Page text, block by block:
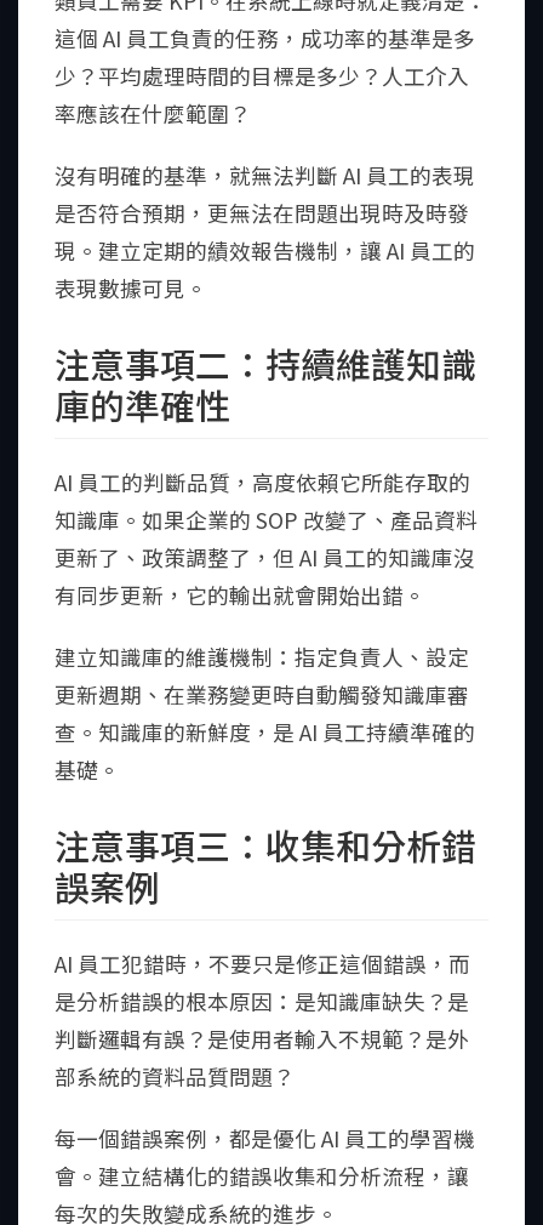
這個 AI 員工負責的任務，成功率的基準是多
少？平均處理時間的目標是多少？人工介入
率應該在什麼範圍？
沒有明確的基準，就無法判斷 AI 員工的表現
是否符合預期，更無法在問題出現時及時發
現。建立定期的績效報告機制，讓 AI 員工的
表現數據可見。
注意事項二：持續維護知識
庫的準確性
AI 員工的判斷品質，高度依賴它所能存取的
知識庫。如果企業的 SOP 改變了、產品資料
更新了、政策調整了，但 AI 員工的知識庫沒
有同步更新，它的輸出就會開始出錯。
建立知識庫的維護機制：指定負責人、設定
更新週期、在業務變更時自動觸發知識庫審
查。知識庫的新鮮度，是 AI 員工持續準確的
基礎。
注意事項三：收集和分析錯
誤案例
AI 員工犯錯時，不要只是修正這個錯誤，而
是分析錯誤的根本原因：是知識庫缺失？是
判斷邏輯有誤？是使用者輸入不規範？是外
部系統的資料品質問題？
每一個錯誤案例，都是優化 AI 員工的學習機
會。建立結構化的錯誤收集和分析流程，讓
每次的失敗變成系統的進步。